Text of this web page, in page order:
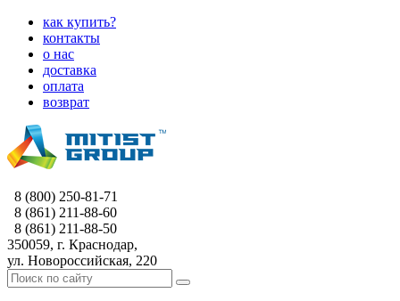
как купить?
контакты
о нас
доставка
оплата
возврат
8 (800) 250-81-71
8 (861) 211-88-60
8 (861) 211-88-50
350059, г. Краснодар,
ул. Новороссийская, 220